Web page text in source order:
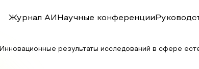
Журнал АИ Научные конференции
Инновационные результаты исследований в сфере